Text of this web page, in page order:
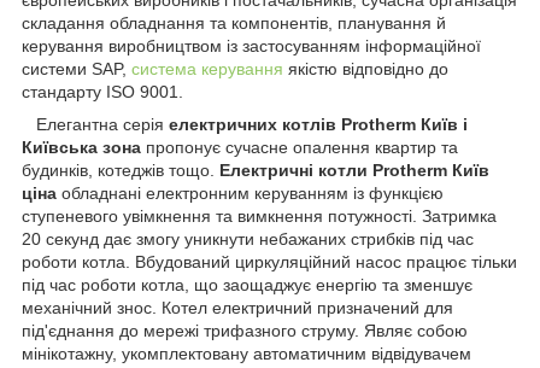
складання обладнання та компонентів, планування й
керування виробництвом із застосуванням інформаційної
системи SAP, система керування якістю відповідно до
стандарту ISO 9001.
Елегантна серія електричних котлів Protherm Київ і
Київська зона пропонує сучасне опалення квартир та
будинків, котеджів тощо. Електричні котли Protherm Київ
ціна обладнані електронним керуванням із функцією
ступеневого увімкнення та вимкнення потужності. Затримка
20 секунд дає змогу уникнути небажаних стрибків під час
роботи котла. Вбудований циркуляційний насос працює тільки
під час роботи котла, що заощаджує енергію та зменшує
механічний знос. Котел електричний призначений для
під'єднання до мережі трифазного струму. Являє собою
мінікотажну, укомплектовану автоматичним відвідувачем